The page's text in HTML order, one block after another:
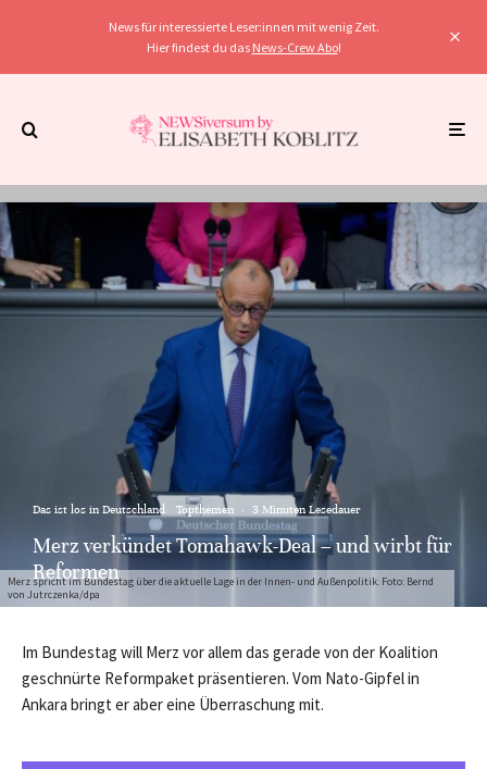
News für interessierte Leser:innen mit wenig Zeit.
Hier findest du das News-Crew Abo!
Merz spricht im Bundestag über die aktuelle Lage in der Innen- und Außenpolitik. Foto: Bernd
von Jutrczenka/dpa
Das ist los in Deutschland Topthemen · 3 Minuten Lesedauer
Merz verkündet Tomahawk-Deal – und wirbt für
Reformen
Im Bundestag will Merz vor allem das gerade von der Koalition
geschnürte Reformpaket präsentieren. Vom Nato-Gipfel in
Ankara bringt er aber eine Überraschung mit.